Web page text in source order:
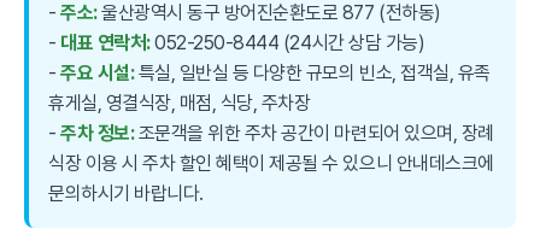
-주소:울산광역시 동구 방어진순환도로 877 (전하동)
- 대표 연락처:052-250-8444 (24시간 상담 가능)
-주요 시설:특실, 일반실 등 다양한 규모의 빈소, 접객실, 유족
휴게실, 영결식장, 매점, 식당, 주차장
-주차 정보:조문객을 위한 주차 공간이 마련되어 있으며, 장례
식장 이용 시 주차 할인 혜택이 제공될 수 있으니 안내데스크에
문의하시기 바랍니다.